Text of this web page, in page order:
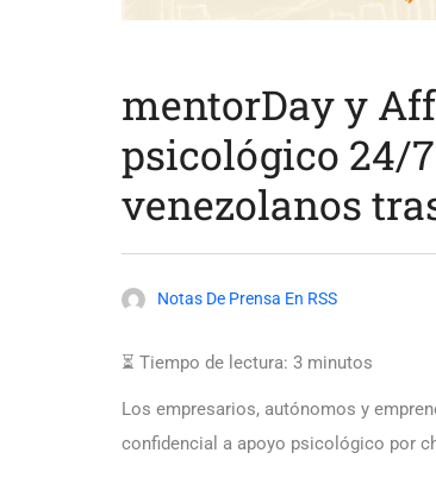
mentorDay y
psicológico 24/
venezolanos
Notas De Prensa En RSS
⏳ Tiempo de lectura: 3 minutos
Los empresarios, autónomos y
confidencial a apoyo psicológico por